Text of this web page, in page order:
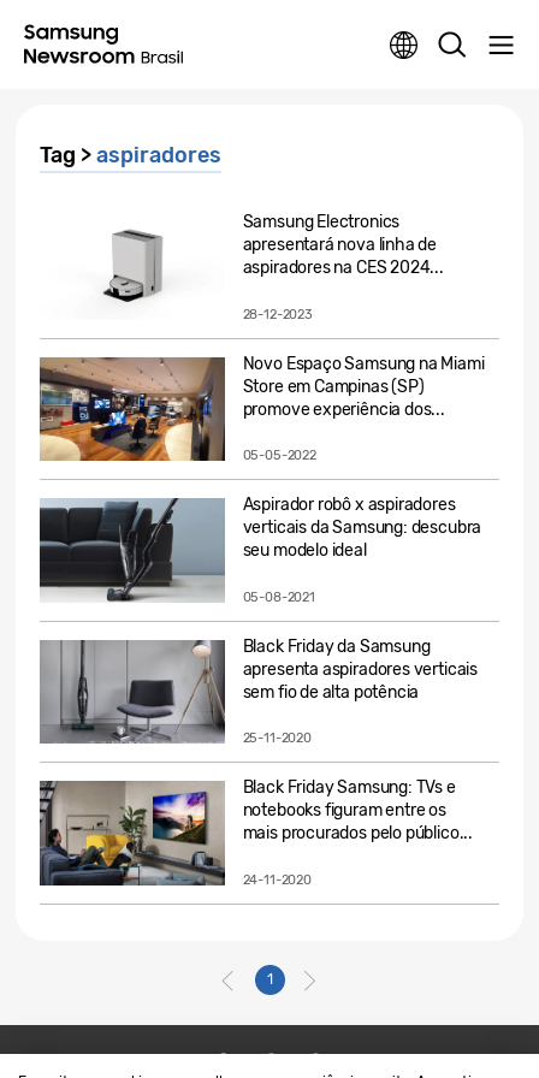
Tag >aspiradores
Samsung Electronics
apresentará nova linha de
aspiradores na CES 2024...
28-12-2023
Novo Espaço Samsung na Miami
Store em Campinas (SP)
promove experiência dos...
05-05-2022
Aspirador robô x aspiradores
verticais da Samsung: descubra
seu modelo ideal
05-08-2021
Black Friday da Samsung
apresenta aspiradores verticais
sem fio de alta potência
25-11-2020
Black Friday Samsung: TVs e
notebooks figuram entre os
mais procurados pelo público...
24-11-2020
1